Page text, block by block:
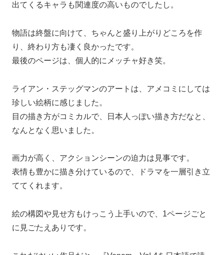
出てくるキャラも関連度の高いものでしたし。
物語は終盤に向けて、ちゃんと盛り上がりどころを作
り、終わり方も凄く良かったです。
最後のページは、個人的にメッチャ好き笑。
ライアン・ステッグマンのアートは、アメコミにしては
珍しい絵柄に感じました。
目の描き方がコミカルで、日本人っぽい描き方だなと、
なんとなく思いました。
画力が高く、アクションシーンの迫力は見事です。
表情も豊かに描き分けているので、ドラマを一層引き立
ててくれます。
絵の構図や見せ方もけっこう上手いので、1ページごと
に見ごたえありです。